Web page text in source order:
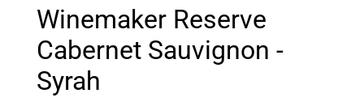
Winemaker Reserve
Cabernet Sauvignon -
Syrah